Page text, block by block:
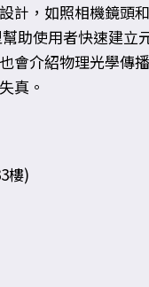
計，如照相機鏡頭
助使用者快速建立
會介紹物理光學傳
真。
樓)